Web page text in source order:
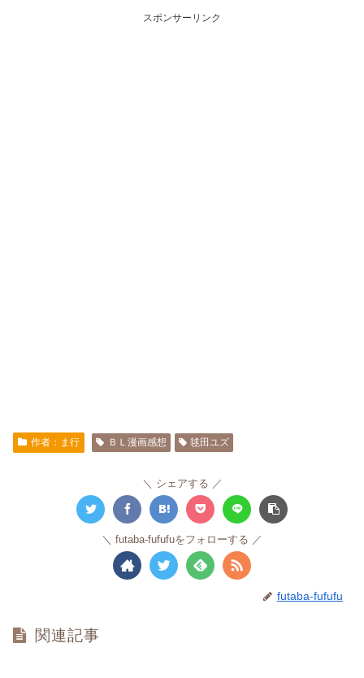
スポンサーリンク
作者：ま行 ＢＬ漫画感想 毬田ユズ
シェアする
futaba-fufufuをフォローする
futaba-fufufu
関連記事